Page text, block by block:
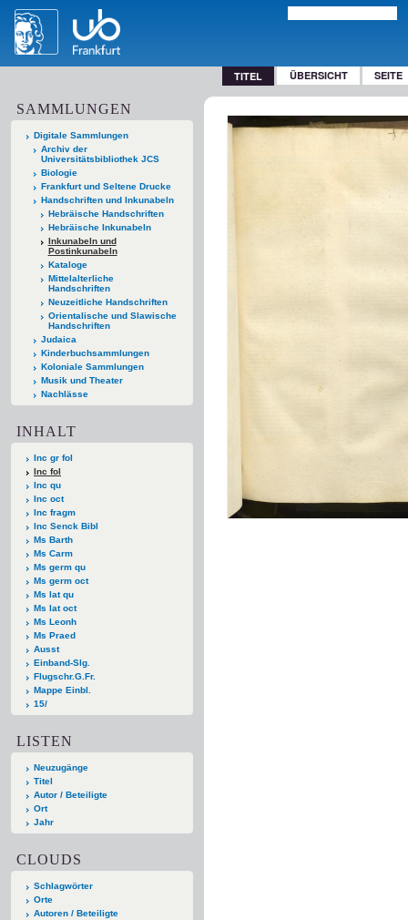
TITEL ÜBERSICHT SEITE
SAMMLUNGEN
Digitale Sammlungen
Archiv der
Universitätsbibliothek JCS
Biologie
Frankfurt und Seltene Drucke
Handschriften und Inkunabeln
Hebräische Handschriften
Hebräische Inkunabeln
Inkunabeln und
Postinkunabeln
Kataloge
Mittelalterliche
Handschriften
Neuzeitliche Handschriften
Orientalische und Slawische
Handschriften
Judaica
Kinderbuchsammlungen
Koloniale Sammlungen
Musik und Theater
Nachlässe
INHALT
Inc gr fol
Inc fol
Inc qu
Inc oct
Inc fragm
Inc Senck Bibl
Ms Barth
Ms Carm
Ms germ qu
Ms germ oct
Ms lat qu
Ms lat oct
Ms Leonh
Ms Praed
Ausst
Einband-Slg.
Flugschr.G.Fr.
Mappe Einbl.
15/
LISTEN
Neuzugänge
Titel
Autor / Beteiligte
Ort
Jahr
CLOUDS
Schlagwörter
Orte
Autoren / Beteiligte